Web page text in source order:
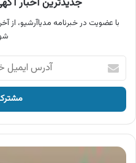
با عضویت در خبرنامه مدیاآرشیو، از
آدرس
ایمیل
خود
وارد
کنید
شرکت